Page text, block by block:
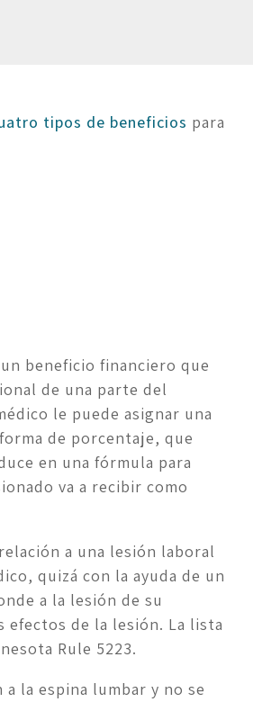
tipos de beneficios para
beneficio financiero que
de una parte del
le puede asignar una
de porcentaje, que
en una fórmula para
va a recibir como
a una lesión laboral
quizá con la ayuda de un
a la lesión de su
efectos de la lesión. La lista
Rule 5223.
la espina lumbar y no se